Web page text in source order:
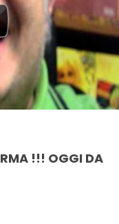
!!! OGGI DA